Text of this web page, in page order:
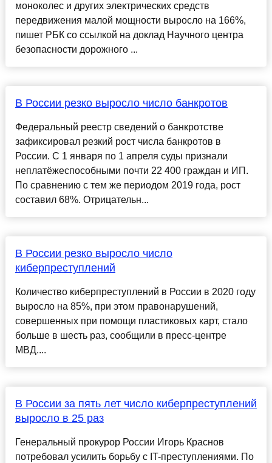
моноколес и других электрических средств
передвижения малой мощности выросло на 166%,
пишет РБК со ссылкой на доклад Научного центра
безопасности дорожного ...
В России резко выросло число банкротов
Федеральный реестр сведений о банкротстве
зафиксировал резкий рост числа банкротов в
России. С 1 января по 1 апреля суды признали
неплатёжеспособными почти 22 400 граждан и ИП.
По сравнению с тем же периодом 2019 года, рост
составил 68%. Отрицательн...
В России резко выросло число
киберпреступлений
Количество киберпреступлений в России в 2020 году
выросло на 85%, при этом правонарушений,
совершенных при помощи пластиковых карт, стало
больше в шесть раз, сообщили в пресс-центре
МВД....
В России за пять лет число киберпреступлений
выросло в 25 раз
Генеральный прокурор России Игорь Краснов
потребовал усилить борьбу с IT-преступлениями. По